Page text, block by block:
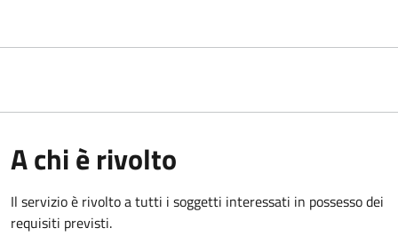
A chi è rivolto
Il servizio è rivolto a tutti i soggetti interessati in possesso dei
requisiti previsti.